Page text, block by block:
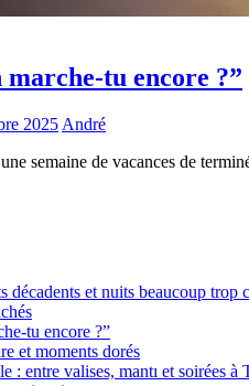
tu encore ?”
2025 André
semaine de vacances de
décadents et nuits beaucoup trop
tu encore ?”
et moments dorés
: entre valises, mantı et soirées à